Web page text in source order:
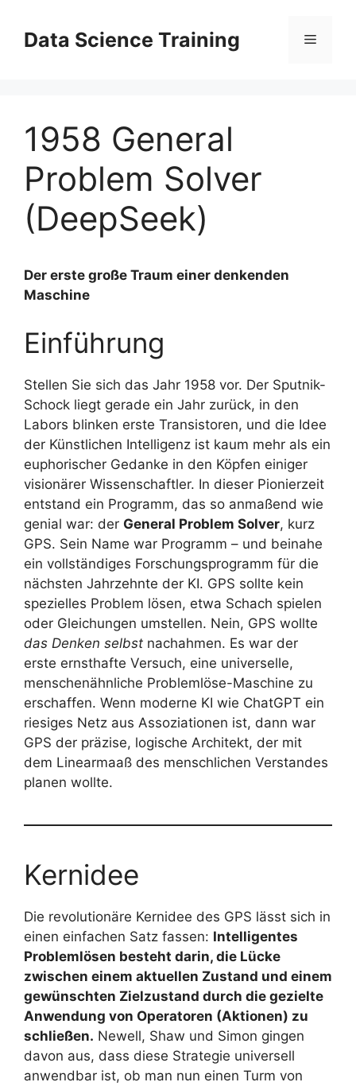
Inhalt
springen
Data Science Training Menü
1958 General
Problem Solver
(DeepSeek)
Der erste große Traum einer denkenden
Maschine
Einführung
Stellen Sie sich das Jahr 1958 vor. Der Sputnik-
Schock liegt gerade ein Jahr zurück, in den
Labors blinken erste Transistoren, und die Idee
der Künstlichen Intelligenz ist kaum mehr als ein
euphorischer Gedanke in den Köpfen einiger
visionärer Wissenschaftler. In dieser Pionierzeit
entstand ein Programm, das so anmaßend wie
genial war: der General Problem Solver, kurz
GPS. Sein Name war Programm – und beinahe
ein vollständiges Forschungsprogramm für die
nächsten Jahrzehnte der KI. GPS sollte kein
spezielles Problem lösen, etwa Schach spielen
oder Gleichungen umstellen. Nein, GPS wollte
das Denken selbst nachahmen. Es war der
erste ernsthafte Versuch, eine universelle,
menschenähnliche Problemlöse-Maschine zu
erschaffen. Wenn moderne KI wie ChatGPT ein
riesiges Netz aus Assoziationen ist, dann war
GPS der präzise, logische Architekt, der mit
dem Linearmaaß des menschlichen Verstandes
planen wollte.
Kernidee
Die revolutionäre Kernidee des GPS lässt sich in
einen einfachen Satz fassen: Intelligentes
Problemlösen besteht darin, die Lücke
zwischen einem aktuellen Zustand und einem
gewünschten Zielzustand durch die gezielte
Anwendung von Operatoren (Aktionen) zu
schließen. Newell, Shaw und Simon gingen
davon aus, dass diese Strategie universell
anwendbar ist, ob man nun einen Turm von